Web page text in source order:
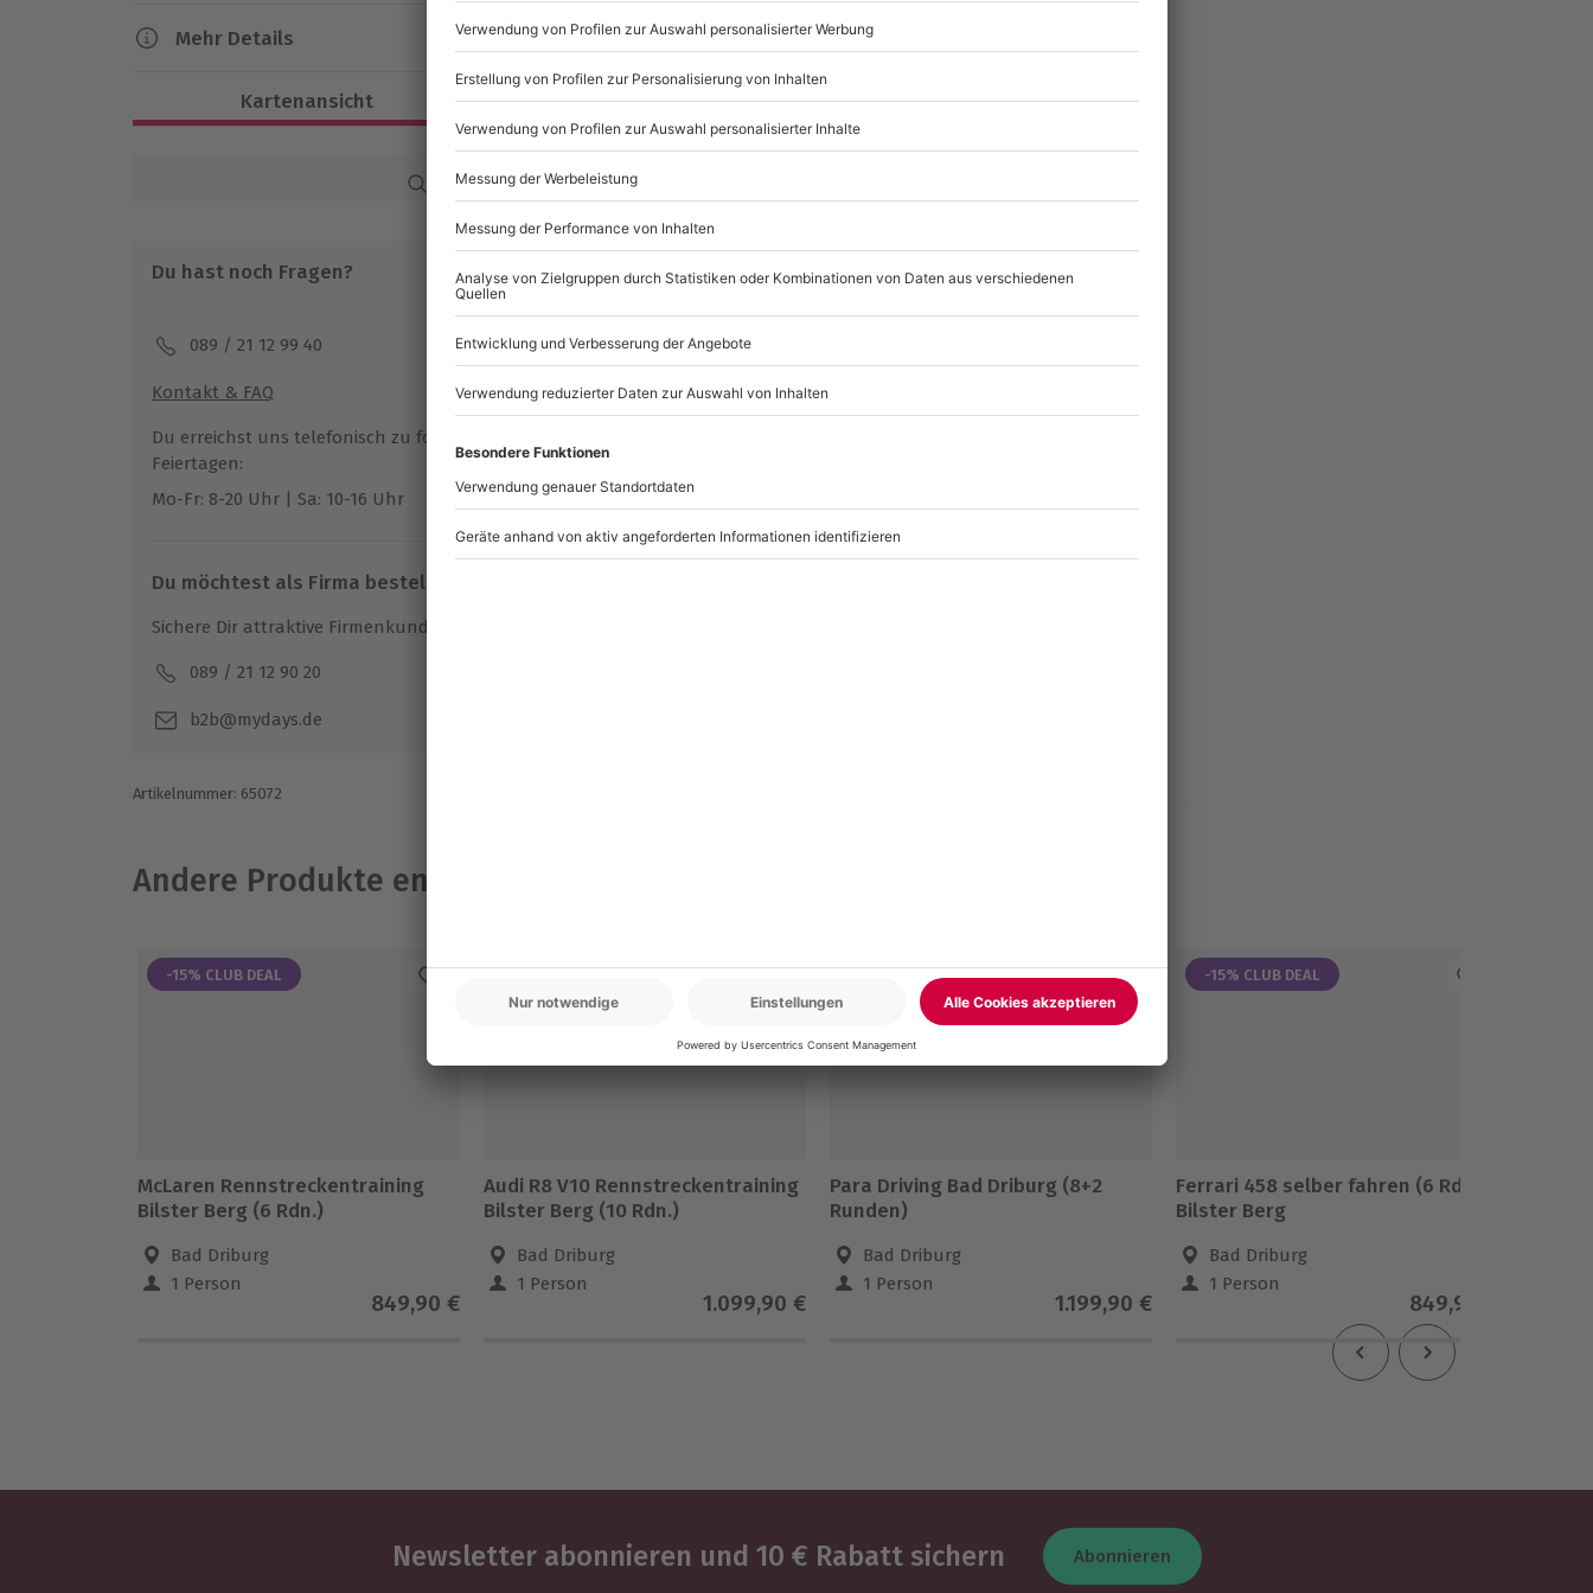
Mehr Details
Reine Fahrzeit: ca. 30 Minuten
Teilnahmebedingungen
Unterschriebener Haftungsausschluss
Bei starkem Regen behält sich der Partner vor, nur vor Ort partiell zu
verschieben oder im Ganzen die Veranstaltung zu unterbrechen oder
abzusagen
Ohne Schlecht-Wetter-Versicherung (99€ beim Partner buchbar), gilt der
Gutschein als abgefahren (siehe AGB)
Ausrüstung & Kleidung
Teilnehmer
Kartenansicht Listenansicht
Karte in Großansicht
Du hast noch Fragen?
089 / 21 12 99 40
Kontakt & FAQ
mydaysGmbH
Mühldorfstraße 8
81671 München
Du erreichst uns telefonisch zu folgenden Zeiten, außer an bundesweiten
Feiertagen:
Mo-Fr: 8-20 Uhr | Sa: 10-16 Uhr
Du möchtest als Firma bestellen?
Sichere Dir attraktive Firmenkunden Vorteile.
089 / 21 12 90 20
b2b@mydays.de
Artikelnummer: 65072
Andere Produkte entdecken
-15% CLUB DEAL
McLaren Rennstreckentraining
Bilster Berg (6 Rdn.)
Bad Driburg
1 Person
849,90 €
Audi R8 V10 Rennstreckentraining
Bilster Berg (10 Rdn.)
Bad Driburg
1 Person
1.099,90 €
Para Driving Bad Driburg (8+2
Runden)
Bad Driburg
1 Person
1.199,90 €
-15% CLUB DEAL
Ferrari 458 selber fahren (6 Rdn)
Bilster Berg
Bad Driburg
1 Person
849,90 €
Newsletter abonnieren und 10 € Rabatt sichern Abonnieren